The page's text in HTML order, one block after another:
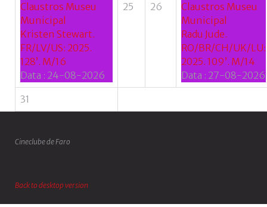
Claustros Museu
Municipal
Kristen Stewart.
FR/LV/US: 2025.
128’. M/16
Data : 24-08-2026
25 26
Claustros Museu
Municipal
Radu Jude.
RO/BR/CH/UK/LU:
2025. 109’. M/14
Data : 27-08-2026
31
Cineclube de Faro
Back to desktop version